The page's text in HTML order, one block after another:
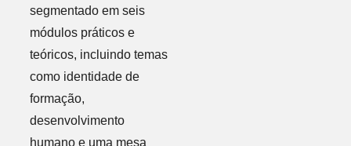
segmentado em seis
módulos práticos e
teóricos, incluindo temas
como identidade de
formação,
desenvolvimento
humano e uma mesa